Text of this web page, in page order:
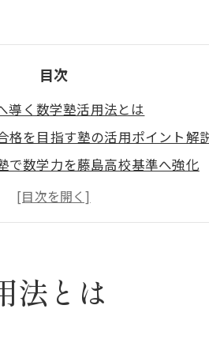
目次
導く数学塾活用法とは
格を目指す塾の活用ポイント解
で数学力を藤島高校基準へ強化
望者向け塾の効果的な学習法
藤島高校レベルの数学対策法
を伸ばす塾の選び方
選びで数学力を最大化する方法
法とは